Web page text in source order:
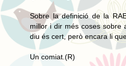
Sobre la definició de la
millor i dir més coses sobre
diu és cert, però encara li
Un comiat.(R)